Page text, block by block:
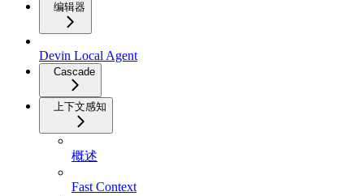
编辑器
Devin Local Agent
Cascade
上下文感知
概述
Fast Context